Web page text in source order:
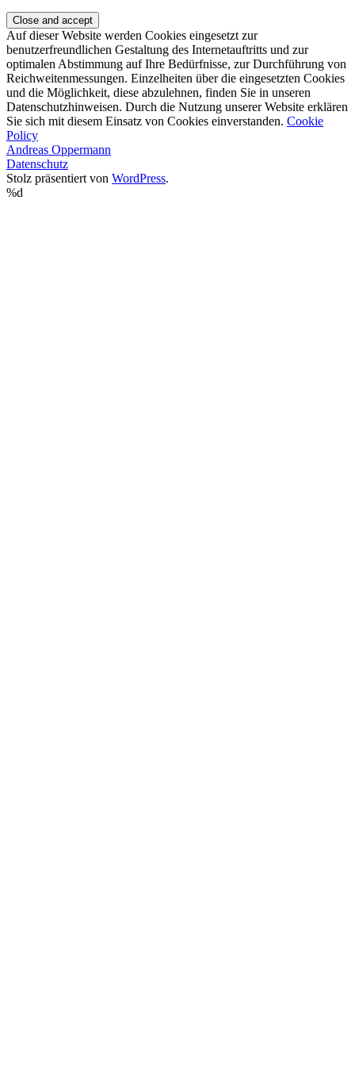
Auf dieser Website werden Cookies eingesetzt zur
benutzerfreundlichen Gestaltung des Internetauftritts und zur
optimalen Abstimmung auf Ihre Bedürfnisse, zur Durchführung von
Reichweitenmessungen. Einzelheiten über die eingesetzten Cookies
und die Möglichkeit, diese abzulehnen, finden Sie in unseren
Datenschutzhinweisen. Durch die Nutzung unserer Website erklären
Sie sich mit diesem Einsatz von Cookies einverstanden. Cookie
Policy
Andreas Oppermann
Datenschutz
Stolz präsentiert von WordPress.
%d